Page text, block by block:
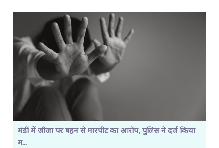
मंडी में जीजा पर बहन से मारपीट का आरोप, पुलिस ने दर्ज किया
म...